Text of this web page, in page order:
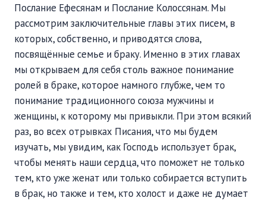
Послание Ефесянам и Послание Колоссянам. Мы
рассмотрим заключительные главы этих писем, в
которых, собственно, и приводятся слова,
посвящённые семье и браку. Именно в этих главах
мы открываем для себя столь важное понимание
ролей в браке, которое намного глубже, чем то
понимание традиционного союза мужчины и
женщины, к которому мы привыкли. При этом всякий
раз, во всех отрывках Писания, что мы будем
изучать, мы увидим, как Господь использует брак,
чтобы менять наши сердца, что поможет не только
тем, кто уже женат или только собирается вступить
в брак, но также и тем, кто холост и даже не думает